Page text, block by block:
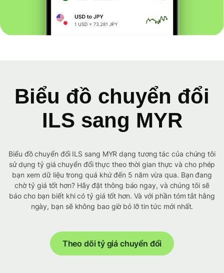
Biểu đồ chuyển đổi
ILS sang MYR
Biểu đồ chuyển đổi ILS sang MYR dạng tương tác của chúng tôi
sử dụng tỷ giá chuyển đổi thực theo thời gian thực và cho phép
bạn xem dữ liệu trong quá khứ đến 5 năm vừa qua. Bạn đang
chờ tỷ giá tốt hơn? Hãy đặt thông báo ngay, và chúng tôi sẽ
báo cho bạn biết khi có tỷ giá tốt hơn. Và với phần tóm tắt hằng
ngày, bạn sẽ không bao giờ bỏ lỡ tin tức mới nhất.
Theo dõi tỷ giá chuyển đổi